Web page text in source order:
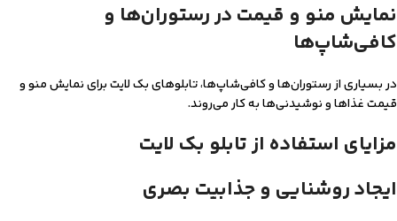
نمایش منو و قیمت در رستوران‌ها و
کافی‌شاپ‌ها
در بسیاری از رستوران‌ها و کافی‌شاپ‌ها، تابلوهای بک لایت برای نمایش منو و
قیمت غذاها و نوشیدنی‌ها به کار می‌روند.
مزایای استفاده از تابلو بک لایت
ایجاد روشنایی و جذابیت بصری